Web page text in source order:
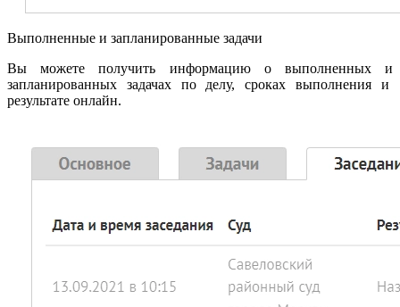
Выполненные и запланированные задачи
Вы можете получить информацию о выполненных и
запланированных задачах по делу, сроках выполнения и
результате онлайн.